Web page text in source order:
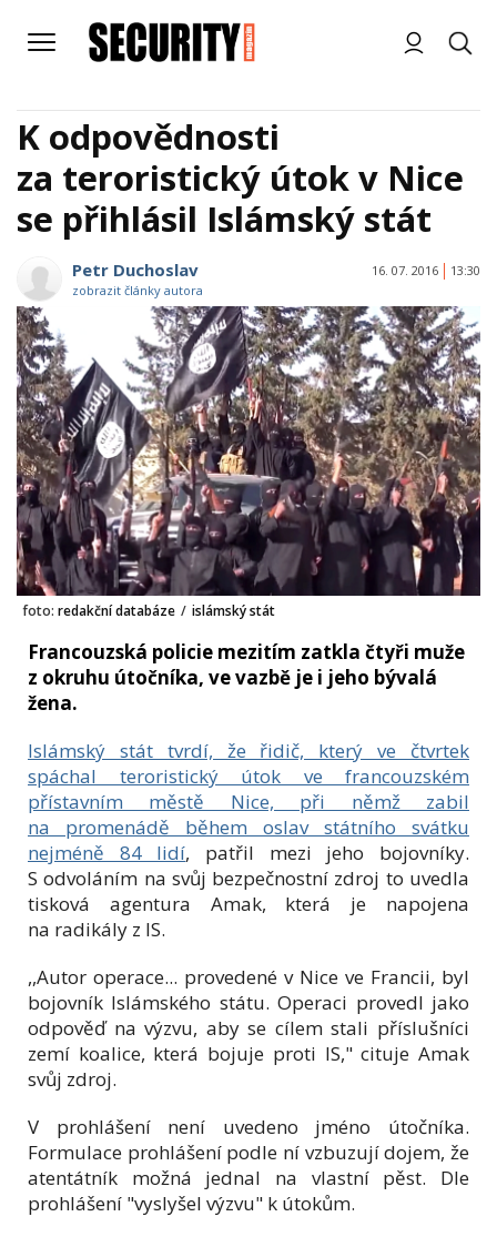
K odpovědnosti
za teroristický útok v Nice
se přihlásil Islámský stát
Petr Duchoslav
zobrazit články autora
16. 07. 2016 13:30
foto: redakční databáze / islámský stát
Francouzská policie mezitím zatkla čtyři muže
z okruhu útočníka, ve vazbě je i jeho bývalá
žena.
Islámský stát tvrdí, že řidič, který ve čtvrtek
spáchal teroristický útok ve francouzském
přístavním městě Nice, při němž zabil
na promenádě během oslav státního svátku
nejméně 84 lidí, patřil mezi jeho bojovníky.
S odvoláním na svůj bezpečnostní zdroj to uvedla
tisková agentura Amak, která je napojena
na radikály z IS.
,,Autor operace... provedené v Nice ve Francii, byl
bojovník Islámského státu. Operaci provedl jako
odpověď na výzvu, aby se cílem stali příslušníci
zemí koalice, která bojuje proti IS," cituje Amak
svůj zdroj.
V prohlášení není uvedeno jméno útočníka.
Formulace prohlášení podle ní vzbuzují dojem, že
atentátník možná jednal na vlastní pěst. Dle
prohlášení "vyslyšel výzvu" k útokům.